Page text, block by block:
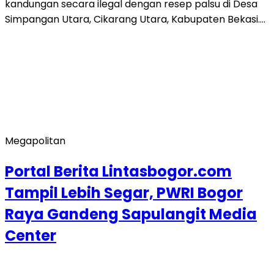
kandungan secara ilegal dengan resep palsu di Desa
Simpangan Utara, Cikarang Utara, Kabupaten Bekasi….
Megapolitan
Portal Berita Lintasbogor.com
Tampil Lebih Segar, PWRI Bogor
Raya Gandeng Sapulangit Media
Center